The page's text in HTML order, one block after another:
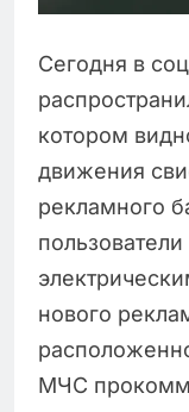
Сегодня в
котором
движения
рекламного
нового
МЧС